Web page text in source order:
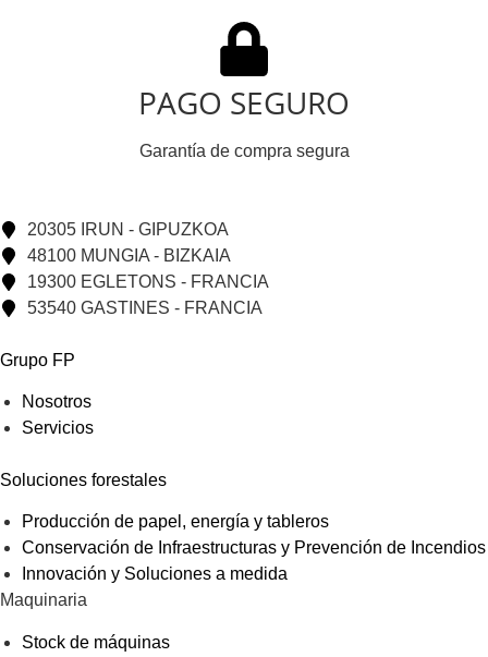
PAGO SEGURO
Garantía de compra segura
20305 IRUN - GIPUZKOA
48100 MUNGIA - BIZKAIA
19300 EGLETONS - FRANCIA
53540 GASTINES - FRANCIA
Grupo FP
Nosotros
Servicios
Soluciones forestales
Producción de papel, energía y tableros
Conservación de Infraestructuras y Prevención de Incendios
Innovación y Soluciones a medida
Maquinaria
Stock de máquinas